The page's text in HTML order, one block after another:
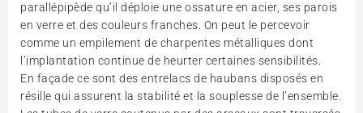
parallépipède qu’il déploie une ossature en acier, ses parois
en verre et des couleurs franches. On peut le percevoir
comme un empilement de charpentes métalliques dont
l’implantation continue de heurter certaines sensibilités.
En façade ce sont des entrelacs de haubans disposés en
résille qui assurent la stabilité et la souplesse de l’ensemble.